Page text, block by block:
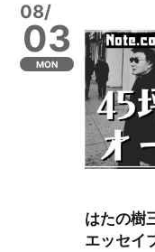
08/
03
MON
はたの樹
エッセイ